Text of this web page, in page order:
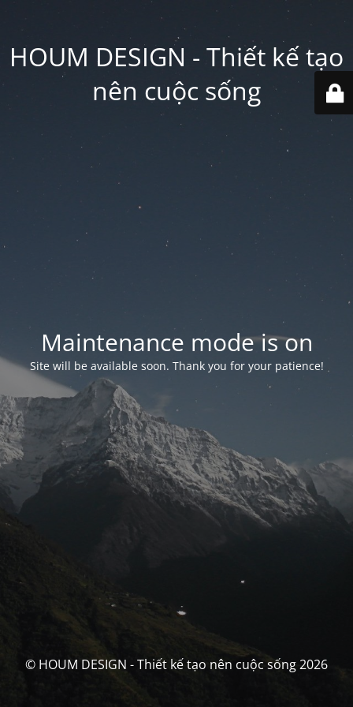
HOUM DESIGN - Thiết kế tạo
nên cuộc sống
Maintenance mode is on
Site will be available soon. Thank you for your patience!
© HOUM DESIGN - Thiết kế tạo nên cuộc sống 2026